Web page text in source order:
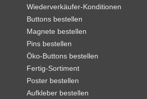
Wiederverkäufer-Konditionen
Buttons bestellen
Magnete bestellen
Pins bestellen
Öko-Buttons bestellen
Fertig-Sortiment
Poster bestellen
Aufkleber bestellen